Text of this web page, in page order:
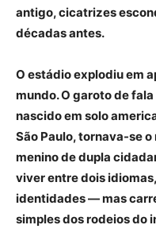
antigo, cicatrizes
décadas antes.
O estádio explodiu em
mundo. O garoto de
nascido em solo
São Paulo, tornava-se
menino de dupla
viver entre dois
identidades — mas
simples dos rodeios do